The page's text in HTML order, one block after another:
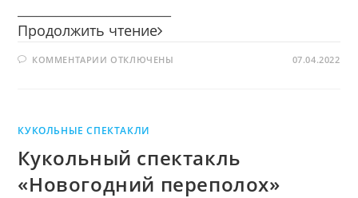
Продолжить чтение Новая
про
КОММЕНТАРИИ К
ОТКЛЮЧЕНЫ 07.04.2022
КУКОЛЬНЫЕ СПЕКТАКЛИ
Кукольный спектакль
«Новогодний переполох»